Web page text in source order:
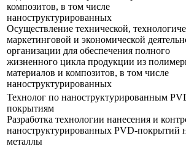
композитов, в том числе
наноструктурированных
Осуществление технической,
маркетинговой и экономической
организации для обеспечения полного
жизненного цикла продукции из
материалов и композитов, в том числе
наноструктурированных
Технолог по наноструктурированным
покрытиям
Разработка технологии нанесения и
наноструктурированных PVD-покрытий
металлы